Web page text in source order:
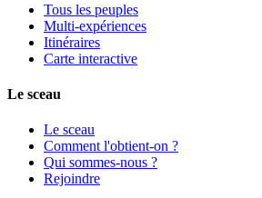
Tous les peuples
Multi-expériences
Itinéraires
Carte interactive
Le sceau
Le sceau
Comment l'obtient-on ?
Qui sommes-nous ?
Rejoindre